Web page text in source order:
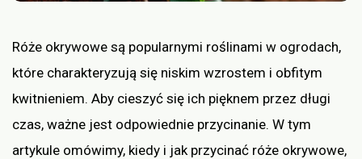
Róże okrywowe są popularnymi roślinami w ogrodach,
które charakteryzują się niskim wzrostem i obfitym
kwitnieniem. Aby cieszyć się ich pięknem przez długi
czas, ważne jest odpowiednie przycinanie. W tym
artykule omówimy, kiedy i jak przycinać róże okrywowe,